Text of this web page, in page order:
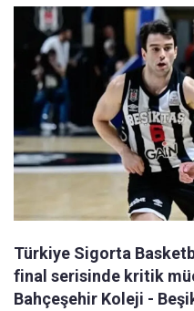
Türkiye Sigorta
final serisinde kritik
Bahçeşehir Koleji -